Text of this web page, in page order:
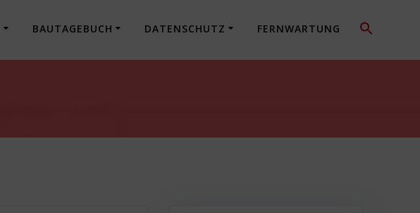
BAUTAGEBUCH DATENSCHUTZ FERNWARTUNG